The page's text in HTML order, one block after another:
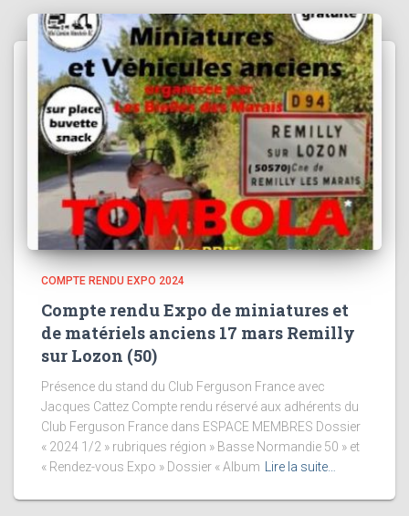
COMPTE RENDU EXPO 2024
Compte rendu Expo de miniatures et
de matériels anciens 17 mars Remilly
sur Lozon (50)
Présence du stand du Club Ferguson France avec
Jacques Cattez Compte rendu réservé aux adhérents du
Club Ferguson France dans ESPACE MEMBRES Dossier
« 2024 1/2 » rubriques région » Basse Normandie 50 » et
« Rendez-vous Expo » Dossier « Album
Lire la suite…